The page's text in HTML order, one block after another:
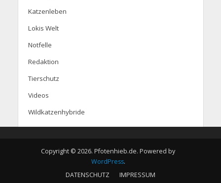
Katzenleben
Lokis Welt
Notfelle
Redaktion
Tierschutz
Videos
Wildkatzenhybride
Copyright © 2026. Pfotenhieb.de. Powered by
WordPress.
DATENSCHUTZ
IMPRESSUM